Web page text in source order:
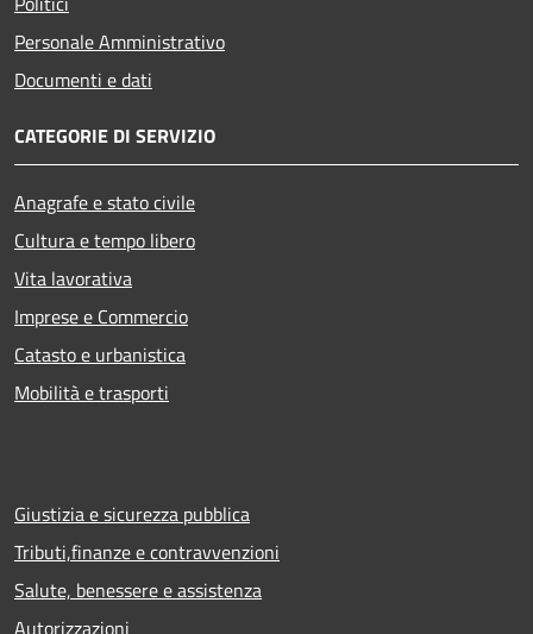
Personale Amministrativo
Documenti e dati
CATEGORIE DI SERVIZIO
Anagrafe e stato civile
Cultura e tempo libero
Vita lavorativa
Imprese e Commercio
Catasto e urbanistica
Mobilità e trasporti
Giustizia e sicurezza pubblica
Tributi,finanze e contravvenzioni
Salute, benessere e assistenza
Autorizzazioni